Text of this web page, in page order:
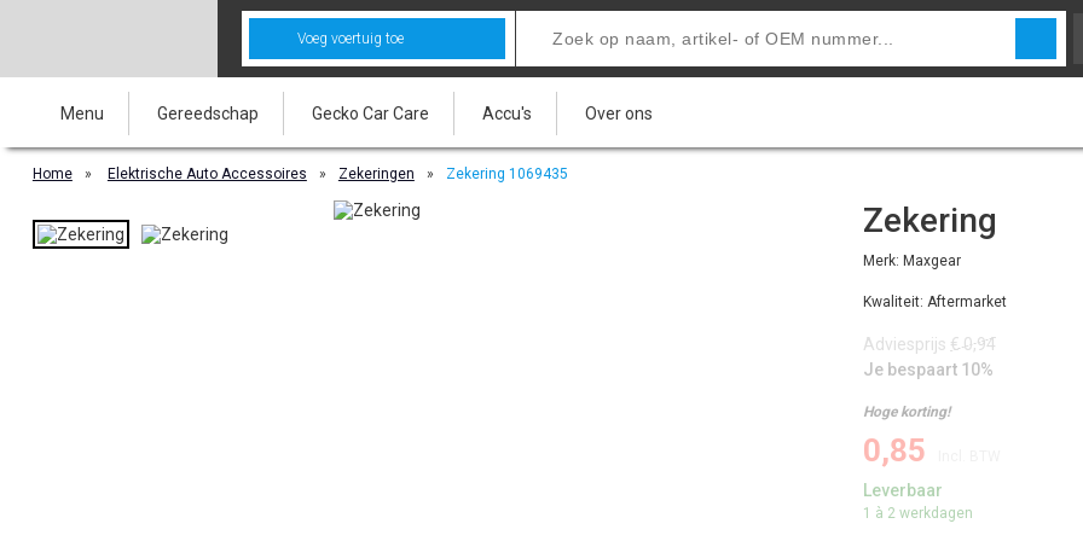
Voeg voertuig toe
Menu Gereedschap Gecko Car Care Accu's Over ons
Home » Elektrische Auto Accessoires » Zekeringen » Zekering 1069435
Zekering
Merk: Maxgear
Kwaliteit: Aftermarket
Adviesprijs € 0,94
Je bespaart 10%
Hoge korting!
0,85
Leverbaar
1 à 2 werkdagen